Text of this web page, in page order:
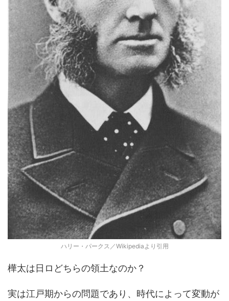
ハリー・パークス／Wikipediaより引用
樺太は日ロどちらの領土なのか？
実は江戸期からの問題であり、時代によって変動が